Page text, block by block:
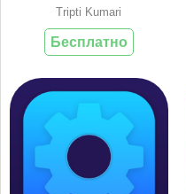
Tripti Kumari
Бесплатно